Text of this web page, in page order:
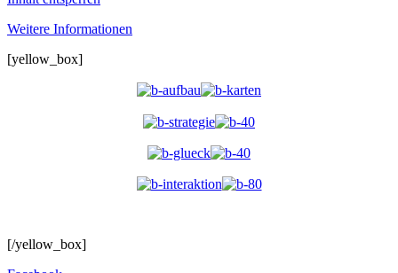
Weitere Informationen
[yellow_box]
[/yellow_box]